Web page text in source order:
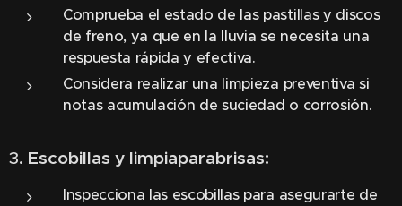
Comprueba el estado de las pastillas y discos
de freno, ya que en la lluvia se necesita una
respuesta rápida y efectiva.
Considera realizar una limpieza preventiva si
notas acumulación de suciedad o corrosión.
3. Escobillas y limpiaparabrisas:
Inspecciona las escobillas para asegurarte de